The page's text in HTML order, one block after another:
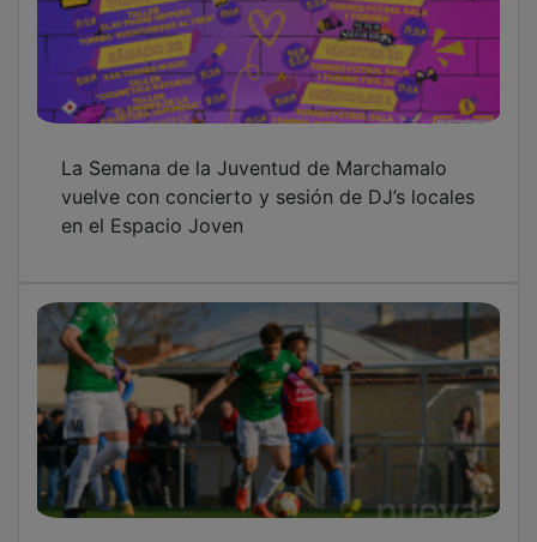
vuelve con concierto y sesión de DJ’s locales
en el Espacio Joven